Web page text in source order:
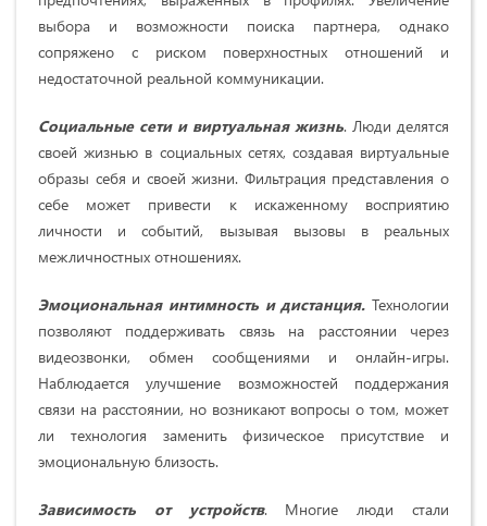
выбора и возможности поиска партнера, однако
сопряжено с риском поверхностных отношений и
недостаточной реальной коммуникации.
Социальные сети и виртуальная жизнь. Люди делятся
своей жизнью в социальных сетях, создавая виртуальные
образы себя и своей жизни. Фильтрация представления о
себе может привести к искаженному восприятию
личности и событий, вызывая вызовы в реальных
межличностных отношениях.
Эмоциональная интимность и дистанция. Технологии
позволяют поддерживать связь на расстоянии через
видеозвонки, обмен сообщениями и онлайн-игры.
Наблюдается улучшение возможностей поддержания
связи на расстоянии, но возникают вопросы о том, может
ли технология заменить физическое присутствие и
эмоциональную близость.
Зависимость от устройств. Многие люди стали